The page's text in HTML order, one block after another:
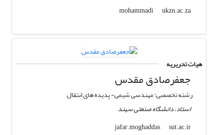
mohammadi
ukzn.ac.za
هیات تحریریه
جعفرصادق مقدس
رشته تخصصی: مهندسی شیمی- پدیده های انتقال
استاد، دانشگاه صنعتی سهند
jafar.moghaddas
sut.ac.ir